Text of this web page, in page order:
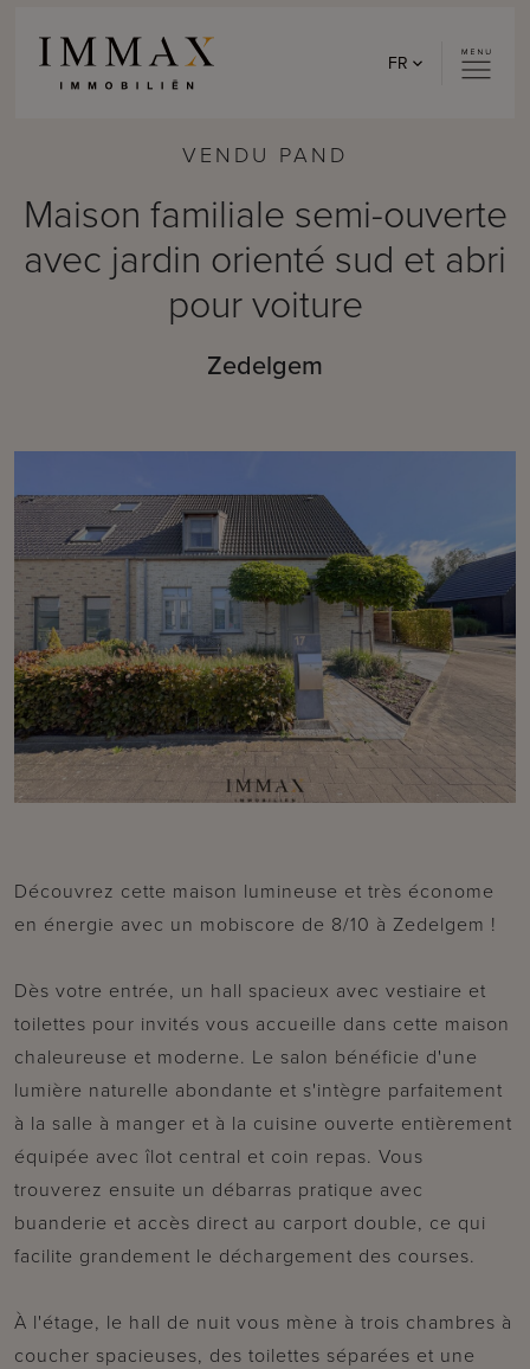
FR
VENDU PAND
Maison familiale semi-ouverte
avec jardin orienté sud et abri
pour voiture
Zedelgem
Découvrez cette maison lumineuse et très économe
en énergie avec un mobiscore de 8/10 à Zedelgem !
Dès votre entrée, un hall spacieux avec vestiaire et
toilettes pour invités vous accueille dans cette maison
chaleureuse et moderne. Le salon bénéficie d'une
lumière naturelle abondante et s'intègre parfaitement
à la salle à manger et à la cuisine ouverte entièrement
équipée avec îlot central et coin repas. Vous
trouverez ensuite un débarras pratique avec
buanderie et accès direct au carport double, ce qui
facilite grandement le déchargement des courses.
À l'étage, le hall de nuit vous mène à trois chambres à
coucher spacieuses, des toilettes séparées et une